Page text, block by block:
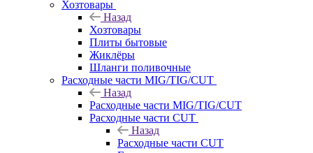
Хозтовары
Назад
Хозтовары
Плиты бытовые
Жиклёры
Шланги поливочные
Расходные части MIG/TIG/CUT
Назад
Расходные части MIG/TIG/CUT
Расходные части CUT
Назад
Расходные части CUT